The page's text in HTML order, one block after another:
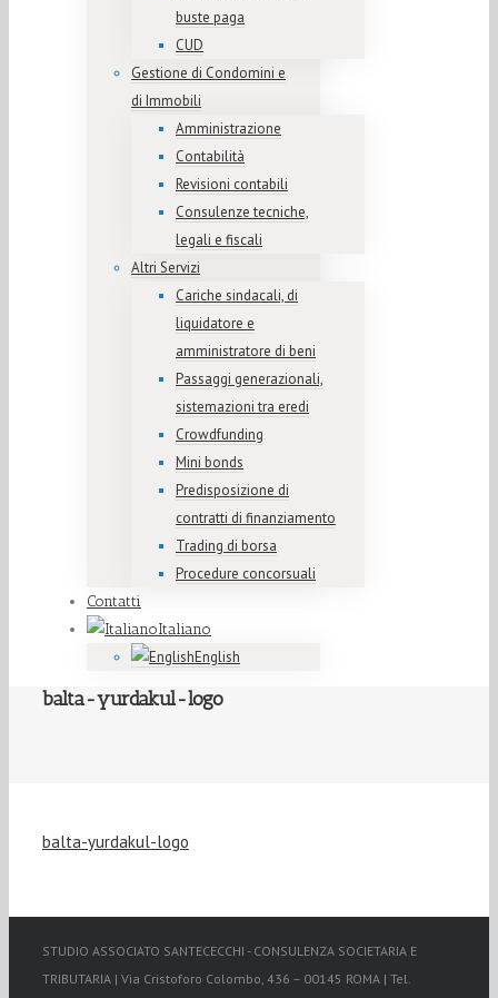
buste paga
CUD
Gestione di Condomini e
di Immobili
Amministrazione
Contabilità
Revisioni contabili
Consulenze tecniche,
legali e fiscali
Altri Servizi
Cariche sindacali, di
liquidatore e
amministratore di beni
Passaggi generazionali,
sistemazioni tra eredi
Crowdfunding
Mini bonds
Predisposizione di
contratti di finanziamento
Trading di borsa
Procedure concorsuali
Contatti
Italiano
English
balta-yurdakul-logo
balta-yurdakul-logo
STUDIO ASSOCIATO SANTECECCHI - CONSULENZA SOCIETARIA E
TRIBUTARIA | Via Cristoforo Colombo, 436 – 00145 ROMA | Tel.